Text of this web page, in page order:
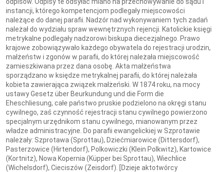
instancji, którego kompetencjom podlegały miejscowości
należące do danej parafii. Nadzór nad wykonywaniem tych zadań
należał do wydziału spraw wewnętrznych rejencji. Katolickie księgi
metrykalne podlegały nadzorowi biskupa diecezjalnego. Prawo
krajowe zobowiązywało każdego obywatela do rejestracji urodzin,
małżeństw i zgonów w parafii, do której należała miejscowość
zamieszkiwana przez dana osobę. Akta małżeństwa
sporządzano w księdze metrykalnej parafii, do której należała
kobieta zawierająca związek małżeński. W 1874 roku, na mocy
ustawy Gesetz über Beurkundung und die Form die
Eheschliesung, całe państwo pruskie podzielono na okręgi stanu
cywilnego, zaś czynność rejestracji stanu cywilnego powierzono
specjalnym urzędnikom stanu cywilnego, mianowanym przez
władze administracyjne. Do parafii ewangelickiej w Szprotawie
należały: Szprotawa (Sprottau), Dziećmiarowice (Dittersdorf),
Pasterzowice (Hirtendorf), Polkowiczki (Klein Polkwitz), Kartowice
(Kortnitz), Nowa Kopernia (Küpper bei Sprottau), Wiechlice
(Wichelsdorf), Cieciszów (Zeisdorf). [Dzieje aktotwórcy